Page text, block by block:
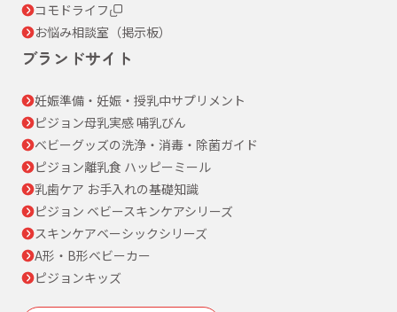
コモドライフ
お悩み相談室（掲示板）
ブランドサイト
妊娠準備・妊娠・授乳中サプリメント
ピジョン母乳実感 哺乳びん
ベビーグッズの洗浄・消毒・除菌ガイド
ピジョン離乳食 ハッピーミール
乳歯ケア お手入れの基礎知識
ピジョン ベビースキンケアシリーズ
スキンケアベーシックシリーズ
A形・B形ベビーカー
ピジョンキッズ